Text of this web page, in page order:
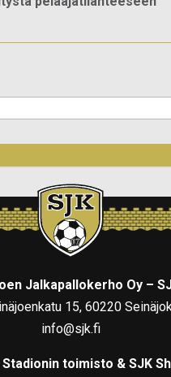
Jalkapallokerho Oy –
15, 60220
info@sjk.fi
Stadionin toimisto & SJK